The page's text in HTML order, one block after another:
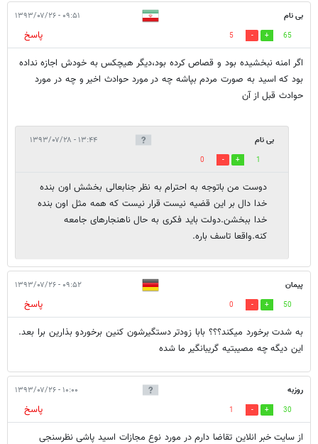
بی نام ۰۹:۵۱ - ۱۳۹۳/۰۷/۲۶
65
5
پاسخ
اگر امنه نبخشيده بود و قصاص كرده بود،ديگر هيچكس به خودش اجازه نداده
بود كه اسيد به صورت مردم بپاشه چه در مورد حوادث اخير و چه در مورد
حوادث قبل از آن
بی نام ۱۳:۴۴ - ۱۳۹۳/۰۷/۲۸
1
0
دوست من باتوجه به احترام به نظر جنابعالی بخشش اون بنده
خدا دال بر این قضیه نیست قرار نیست که همه مثل اون بنده
خدا ببخشن.دولت باید فکری به حال ناهنجارهای جامعه
کنه.واقعا تاسف باره.
پیمان ۰۹:۵۲ - ۱۳۹۳/۰۷/۲۶
50
0
پاسخ
به شدت برخورد میکند؟؟؟ بابا زودتر دستگیرشون کنین برخوردو بذارین برا بعد.
این دیگه چه مصیبتیه گریبانگیر ما شده
روزبه ۱۰:۰۰ - ۱۳۹۳/۰۷/۲۶
30
1
پاسخ
از سایت خبر انلاین تقاضا دارم در مورد نوع مجازات اسید پاشی نظرسنجی